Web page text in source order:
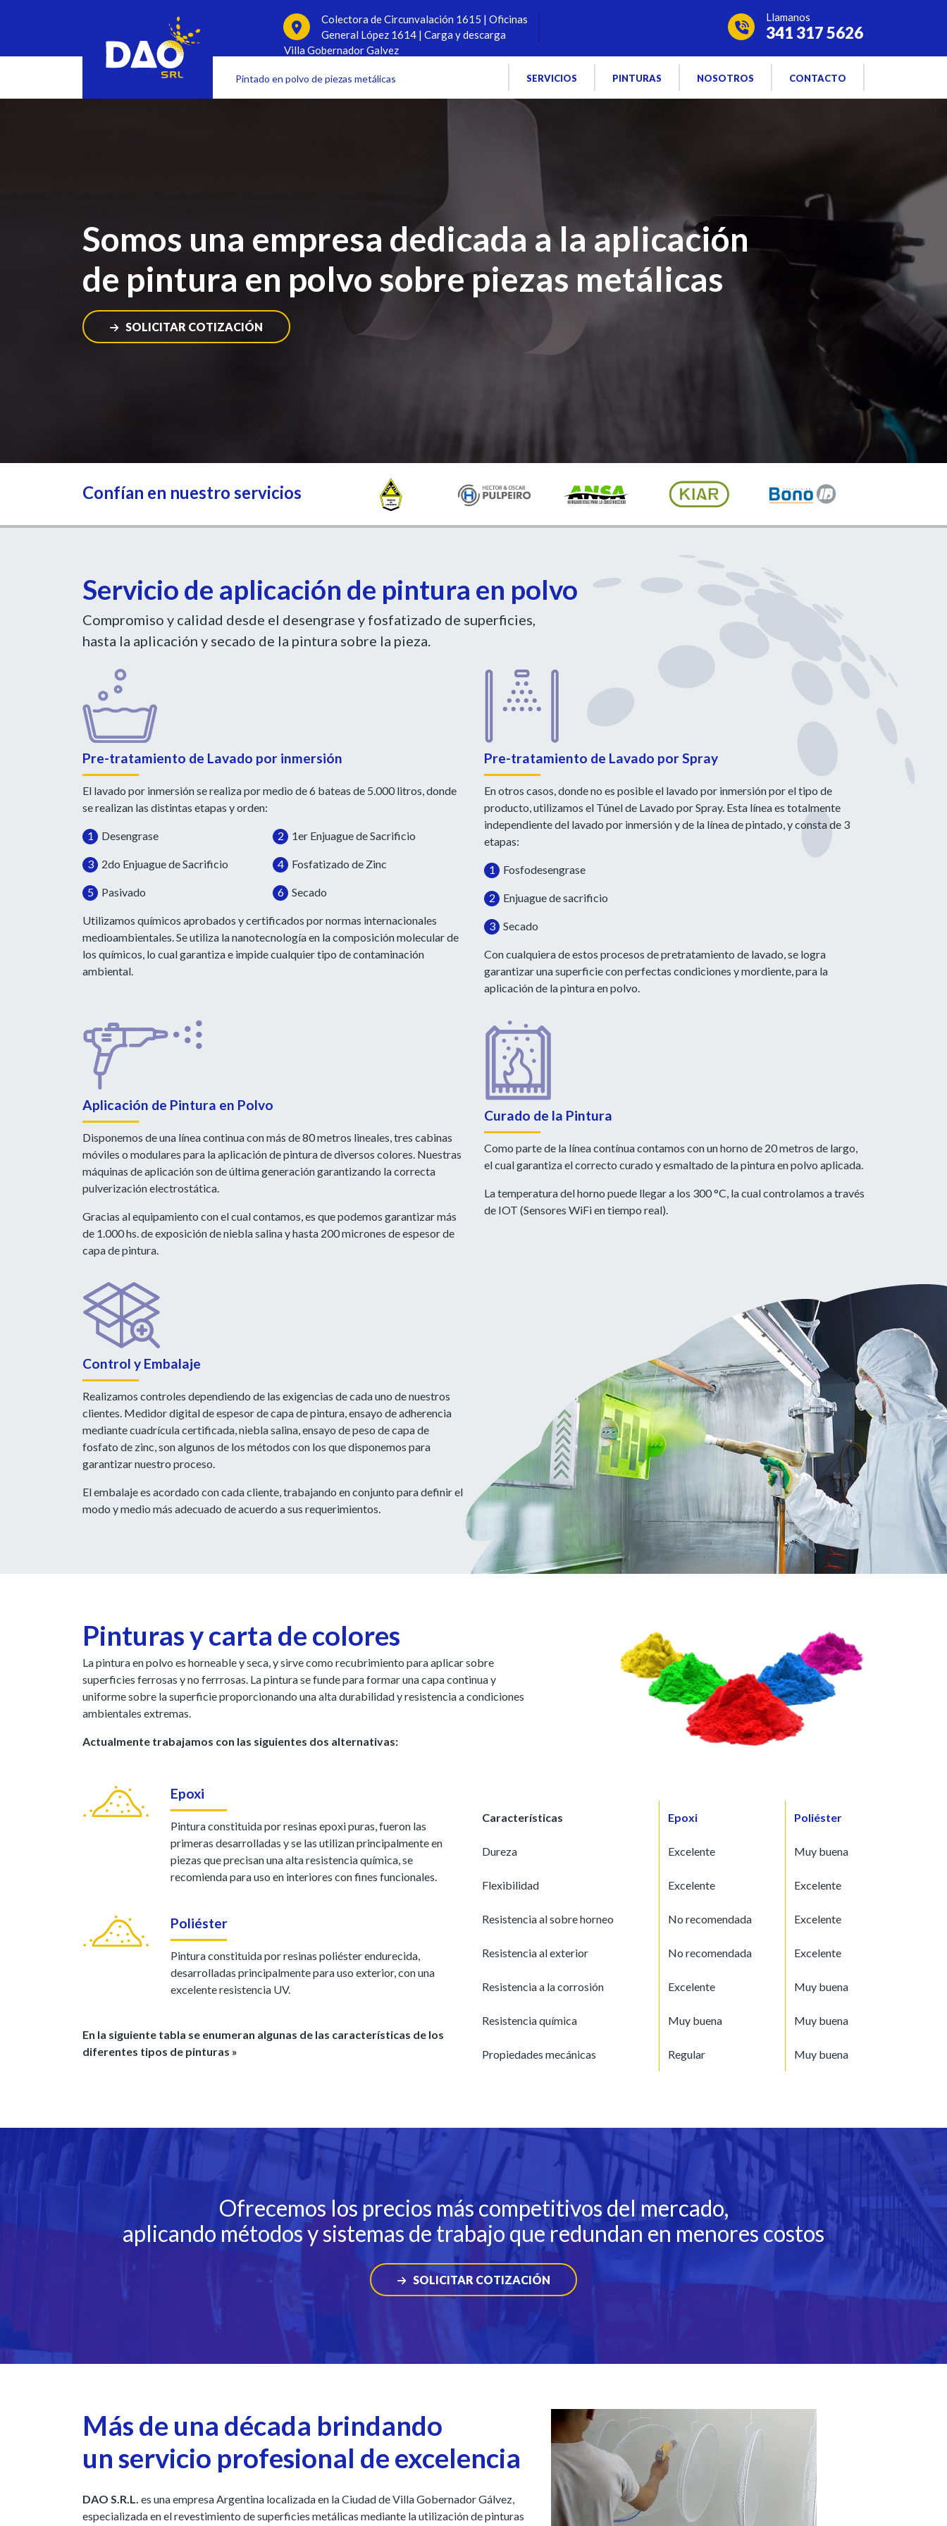
Colectora de Circunvalación 1615 | Oficinas
General López 1614 | Carga y descarga
Villa Gobernador Galvez
Llamanos
341 317 5626
Pintado en polvo de piezas metálicas SERVICIOS PINTURAS NOSOTROS CONTACTO
Somos una empresa dedicada a la aplicación
de pintura en polvo sobre piezas metálicas
SOLICITAR COTIZACIÓN
Confían en nuestro servicios
Servicio de aplicación de pintura en polvo
Compromiso y calidad desde el desengrase y fosfatizado de superficies,
hasta la aplicación y secado de la pintura sobre la pieza.
Pre-tratamiento de Lavado por inmersión
El lavado por inmersión se realiza por medio de 6 bateas de 5.000 litros, donde
se realizan las distintas etapas y orden:
1 Desengrase 2 1er Enjuague de Sacrificio
3 2do Enjuague de Sacrificio 4 Fosfatizado de Zinc
5 Pasivado 6 Secado
Utilizamos químicos aprobados y certificados por normas internacionales
medioambientales. Se utiliza la nanotecnología en la composición molecular de
los químicos, lo cual garantiza e impide cualquier tipo de contaminación
ambiental.
Pre-tratamiento de Lavado por Spray
En otros casos, donde no es posible el lavado por inmersión por el tipo de
producto, utilizamos el Túnel de Lavado por Spray. Esta línea es totalmente
independiente del lavado por inmersión y de la línea de pintado, y consta de 3
etapas:
1 Fosfodesengrase
2 Enjuague de sacrificio
3 Secado
Con cualquiera de estos procesos de pretratamiento de lavado, se logra
garantizar una superficie con perfectas condiciones y mordiente, para la
aplicación de la pintura en polvo.
Aplicación de Pintura en Polvo
Disponemos de una línea continua con más de 80 metros lineales, tres cabinas
móviles o modulares para la aplicación de pintura de diversos colores. Nuestras
máquinas de aplicación son de última generación garantizando la correcta
pulverización electrostática.
Gracias al equipamiento con el cual contamos, es que podemos garantizar más
de 1.000 hs. de exposición de niebla salina y hasta 200 micrones de espesor de
capa de pintura.
Curado de la Pintura
Como parte de la línea contínua contamos con un horno de 20 metros de largo,
el cual garantiza el correcto curado y esmaltado de la pintura en polvo aplicada.
La temperatura del horno puede llegar a los 300 °C, la cual controlamos a través
de IOT (Sensores WiFi en tiempo real).
Control y Embalaje
Realizamos controles dependiendo de las exigencias de cada uno de nuestros
clientes. Medidor digital de espesor de capa de pintura, ensayo de adherencia
mediante cuadrícula certificada, niebla salina, ensayo de peso de capa de
fosfato de zinc, son algunos de los métodos con los que disponemos para
garantizar nuestro proceso.
El embalaje es acordado con cada cliente, trabajando en conjunto para definir el
modo y medio más adecuado de acuerdo a sus requerimientos.
Pinturas y carta de colores
La pintura en polvo es horneable y seca, y sirve como recubrimiento para aplicar sobre
superficies ferrosas y no ferrrosas. La pintura se funde para formar una capa continua y
uniforme sobre la superficie proporcionando una alta durabilidad y resistencia a condiciones
ambientales extremas.
Actualmente trabajamos con las siguientes dos alternativas:
Epoxi
Pintura constituida por resinas epoxi puras, fueron las
primeras desarrolladas y se las utilizan principalmente en
piezas que precisan una alta resistencia química, se
recomienda para uso en interiores con fines funcionales.
Poliéster
Pintura constituida por resinas poliéster endurecida,
desarrolladas principalmente para uso exterior, con una
excelente resistencia UV.
En la siguiente tabla se enumeran algunas de las características de los
diferentes tipos de pinturas »
Características Epoxi Poliéster
Dureza Excelente Muy buena
Flexibilidad Excelente Excelente
Resistencia al sobre horneo No recomendada Excelente
Resistencia al exterior No recomendada Excelente
Resistencia a la corrosión Excelente Muy buena
Resistencia química Muy buena Muy buena
Propiedades mecánicas Regular Muy buena
Ofrecemos los precios más competitivos del mercado,
aplicando métodos y sistemas de trabajo que redundan en menores costos
SOLICITAR COTIZACIÓN
Más de una década brindando
un servicio profesional de excelencia
​​​​​DAO S.R.L. es una empresa Argentina localizada en la Ciudad de Villa Gobernador Gálvez,
especializada en el revestimiento de superficies metálicas mediante la utilización de pinturas